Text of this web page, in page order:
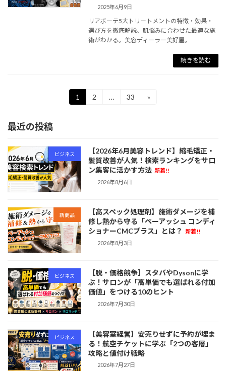
2025年6月9日
リアボーテ5大トリートメントの特徴・効果・
選び方を徹底解説、肌悩みに合わせた最適な施
術がわかる。美容ディーラー美好屋。
続きを読む
の
ペ
ー
ジ
り
固
定
1
固
2 …
固
33 »
最近の投稿
ビジネス
【2026年6月美容トレンド】縮毛矯正・
髪質改善が人気！検索ランキングをサロ
ン集客に活かす方法 新着!!
2026年8月6日
新商品
【高スペック処理剤】施術ダメージを補
修し熱から守る「ペーアッシュ コンディ
ショナーCMCプラス」とは？
新着!!
2026年8月3日
ビジネス
【脱・価格競争】スタバやDysonに学
ぶ！サロンが「高単価でも選ばれる付加
価値」をつける10のヒント
2026年7月30日
ビジネス
【美容室経営】安売りせずに予約が埋ま
る！航空チケットに学ぶ「2つの客層」
攻略と値付け戦略
2026年7月27日